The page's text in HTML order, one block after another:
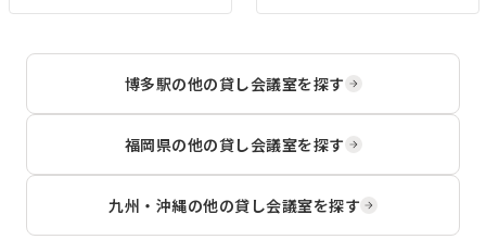
講演会など、さまざまな用途に適
しています。ホテル内にあるた
用しやすい環境です。
す。
博多駅の他の貸し会議室を探す
福岡県の他の貸し会議室を探す
九州・沖縄の他の貸し会議室を探す